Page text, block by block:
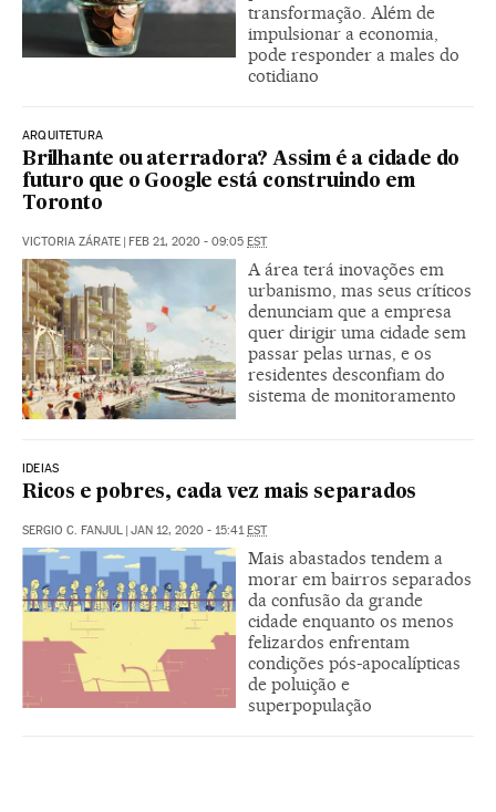
transformação. Além de
impulsionar a economia,
pode responder a males do
cotidiano
ARQUITETURA
Brilhante ou aterradora? Assim é a cidade do
futuro que o Google está construindo em
Toronto
VICTORIA ZÁRATE FEB 21, 2020 - 09:05 EST
A área terá inovações em
urbanismo, mas seus críticos
denunciam que a empresa
quer dirigir uma cidade sem
passar pelas urnas, e os
residentes desconfiam do
sistema de monitoramento
IDEIAS
Ricos e pobres, cada vez mais separados
SERGIO C. FANJUL | JAN 12, 2020 - 15:41EST
Mais abastados tendem a
morar em bairros separados
da confusão da grande
cidade enquanto os menos
felizardos enfrentam
condições pós-apocalípticas
de poluição e
superpopulação